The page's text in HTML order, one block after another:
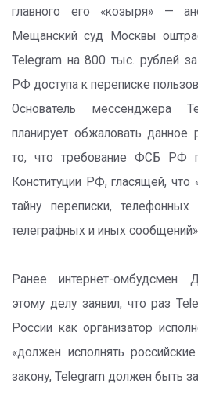
главного его «козыря» —
Мещанский суд Москвы
Telegram на 800 тыс. рублей
РФ доступа к переписке
Основатель мессенджера
планирует обжаловать
то, что требование ФСБ РФ
Конституции РФ, гласящей,
тайну переписки, телефонных
телеграфных и иных
Ранее интернет-омбудсмен
этому делу заявил, что раз
России как организатор
«должен исполнять
закону, Telegram должен быть